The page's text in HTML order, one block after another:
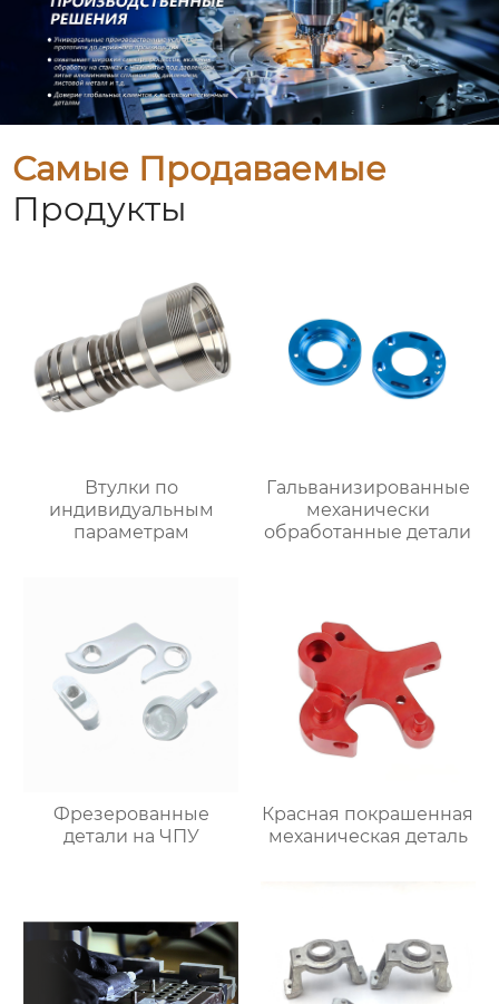
Самые Продаваемые
Продукты
Втулки по
индивидуальным
параметрам
Гальванизированные
механически
обработанные детали
Фрезерованные
детали на ЧПУ
Красная покрашенная
механическая деталь